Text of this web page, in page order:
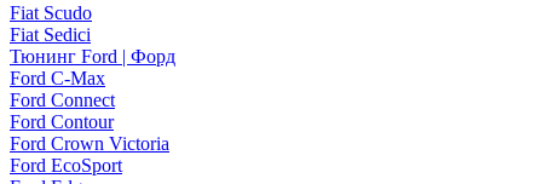
Fiat Scudo
Fiat Sedici
Тюнинг Ford | Форд
Ford C-Max
Ford Connect
Ford Contour
Ford Crown Victoria
Ford EcoSport